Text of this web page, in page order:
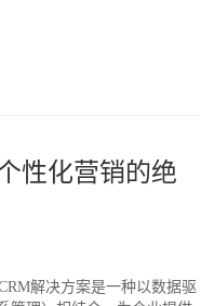
性化营销的绝
解决方案是一种以数据驱